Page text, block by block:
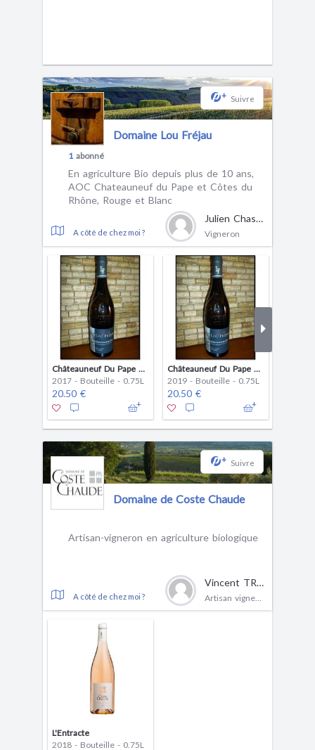
+ Suivre
Domaine Lou Fréjau
1abonné
En agriculture Bio depuis plus de 10 ans,
AOC Chateauneuf du Pape et Côtes du
Rhône, Rouge et Blanc
A côté de chez moi ?
Julien Chastan
Vigneron
Châteauneuf Du Pape Rouge 2017
2017 - Bouteille - 0.75L
20.50 €
Châteauneuf Du Pape Blanc 2019
2019 - Bouteille - 0.75L
20.50 €
+ Suivre
Domaine de Coste Chaude
Artisan-vigneron en agriculture biologique
A côté de chez moi ?
Vincent TRAMIER
L'Entracte
2018 - Bouteille - 0.75L